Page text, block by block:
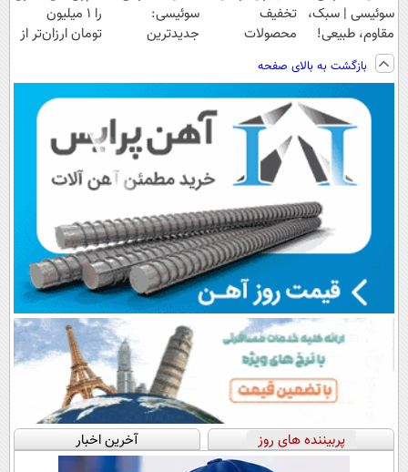
سوئیسی | سبک،
مقاوم، طبیعی!
ویزیت
رایگان+پرداخت
اقساطی😍
تخفیف
محصولات
نزدیک‌تر به
شروع کاهش
وزن
سوئیسی:
جدیدترین
پرداخت قسطی
را ۱ میلیون
تومان ارزان‌تر از
بازگشت به بالای صفحه
پربیننده های روز آخرین اخبار